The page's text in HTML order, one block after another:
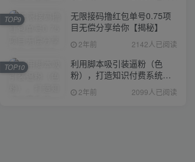
无限接码撸红包单号0.75项
目无偿分享给你【揭秘】
2年前 2142人已阅读
TOP9
利用脚本吸引装逼粉（色
粉），打造知识付费系统，
附388元美女写真项目
2年前 2099人已阅读
TOP10